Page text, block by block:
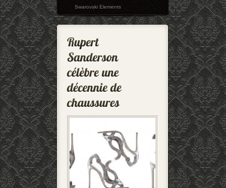
Swarovski Elements